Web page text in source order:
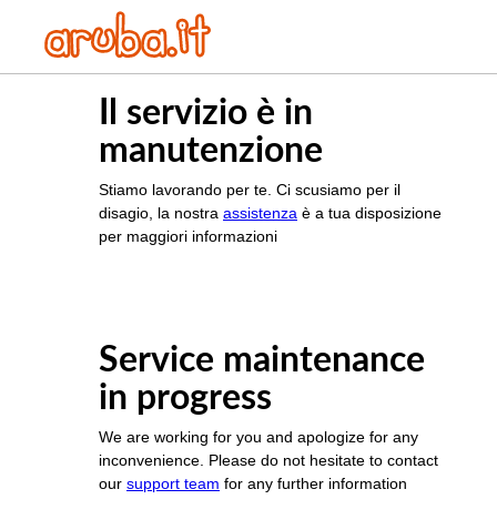
Il servizio è in
manutenzione
Stiamo lavorando per te. Ci scusiamo per il
disagio, la nostra assistenza è a tua disposizione
per maggiori informazioni
Service maintenance
in progress
We are working for you and apologize for any
inconvenience. Please do not hesitate to contact
our support team for any further information